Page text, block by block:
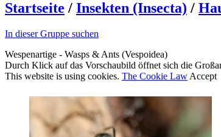
Startseite / Insekten (Insecta) /
In dieser Gruppe suchen
Wespenartige - Wasps & Ants (Vespoidea)
Durch Klick auf das Vorschaubild öffnet sich die
This website is using cookies. The Cookie Law Accept